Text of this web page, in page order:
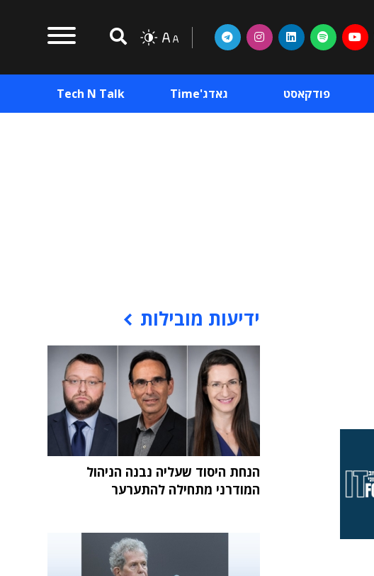
פודקאסט גאדג'Time Tech N Talk
ידיעות מובילות
הנחת היסוד שעליה נבנה הניהול
המודרני מתחילה להתערער